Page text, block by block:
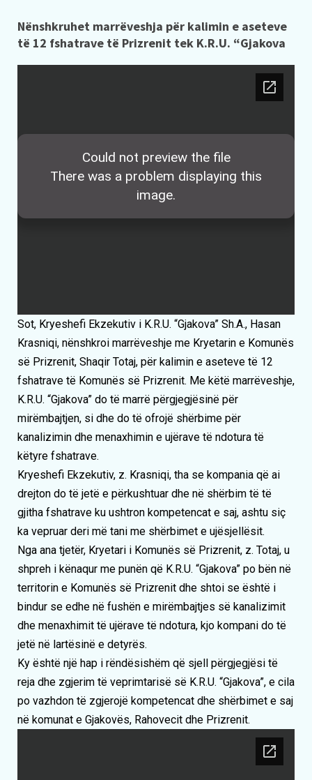
Nënshkruhet marrëveshja për kalimin e aseteve
të 12 fshatrave të Prizrenit tek K.R.U. “Gjakova
Sot, Kryeshefi Ekzekutiv i K.R.U. “Gjakova” Sh.A., Hasan
Krasniqi, nënshkroi marrëveshje me Kryetarin e Komunës
së Prizrenit, Shaqir Totaj, për kalimin e aseteve të 12
fshatrave të Komunës së Prizrenit. Me këtë marrëveshje,
K.R.U. “Gjakova” do të marrë përgjegjësinë për
mirëmbajtjen, si dhe do të ofrojë shërbime për
kanalizimin dhe menaxhimin e ujërave të ndotura të
këtyre fshatrave.
Kryeshefi Ekzekutiv, z. Krasniqi, tha se kompania që ai
drejton do të jetë e përkushtuar dhe në shërbim të të
gjitha fshatrave ku ushtron kompetencat e saj, ashtu siç
ka vepruar deri më tani me shërbimet e ujësjellësit.
Nga ana tjetër, Kryetari i Komunës së Prizrenit, z. Totaj, u
shpreh i kënaqur me punën që K.R.U. “Gjakova” po bën në
territorin e Komunës së Prizrenit dhe shtoi se është i
bindur se edhe në fushën e mirëmbajtjes së kanalizimit
dhe menaxhimit të ujërave të ndotura, kjo kompani do të
jetë në lartësinë e detyrës.
Ky është një hap i rëndësishëm që sjell përgjegjësi të
reja dhe zgjerim të veprimtarisë së K.R.U. “Gjakova”, e cila
po vazhdon të zgjerojë kompetencat dhe shërbimet e saj
në komunat e Gjakovës, Rahovecit dhe Prizrenit.